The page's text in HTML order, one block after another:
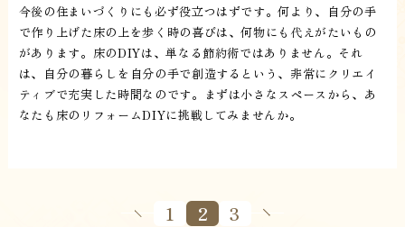
今後の住まいづくりにも必ず役立つはずです。何より、自分の手
で作り上げた床の上を歩く時の喜びは、何物にも代えがたいもの
があります。床のDIYは、単なる節約術ではありません。それ
は、自分の暮らしを自分の手で創造するという、非常にクリエイ
ティブで充実した時間なのです。まずは小さなスペースから、あ
なたも床のリフォームDIYに挑戦してみませんか。
1 2 3